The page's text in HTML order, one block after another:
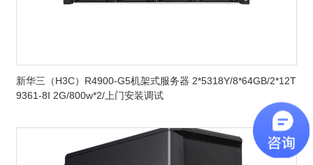
新华三（H3C）R4900-G5机架式服务器 2*5318Y/8*64GB/2*12T
9361-8I 2G/800w*2/上门安装调试